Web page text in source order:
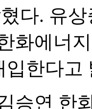
다. 유
화에너
입한다
승연 한